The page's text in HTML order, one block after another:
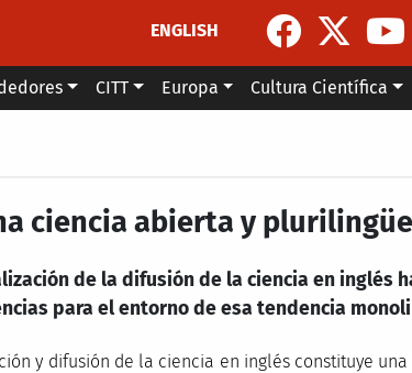
ENGLISH
CITT Europa Cultura Científica
ciencia abierta y plurilingüe
de la difusión de la ciencia en inglés
para el entorno de esa tendencia
y difusión de la ciencia en inglés constituye